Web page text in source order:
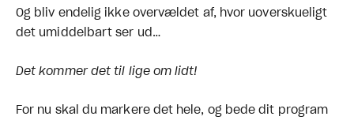
Og bliv endelig ikke overvældet af, hvor uoverskueligt
det umiddelbart ser ud…
Det kommer det til lige om lidt!
For nu skal du markere det hele, og bede dit program